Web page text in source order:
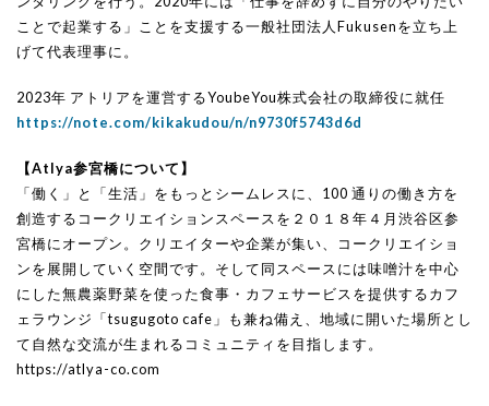
ことで起業する」ことを支援する一般社団法人Fukusenを立ち上
げて代表理事に。
2023年 アトリアを運営するYoubeYou株式会社の取締役に就任
https://note.com/kikakudou/n/n9730f5743d6d
【Atlya参宮橋について】
「働く」と「生活」をもっとシームレスに、100 通りの働き方を
創造するコークリエイションスペースを２０１８年４月渋谷区参
宮橋にオープン。クリエイターや企業が集い、コークリエイショ
ンを展開していく空間です。そして同スペースには味噌汁を中心
にした無農薬野菜を使った食事・カフェサービスを提供するカフ
ェラウンジ「tsugugoto cafe」も兼ね備え、地域に開いた場所とし
て自然な交流が生まれるコミュニティを目指します。
https://atlya-co.com